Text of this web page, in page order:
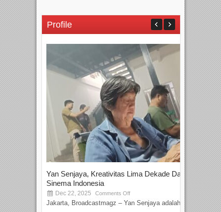
Profile
Yan Senjaya, Kreativitas Lima Dekade Dalam
Sinema Indonesia
Dec 22, 2025 Comments Off
Jakarta, Broadcastmagz – Yan Senjaya adalah...